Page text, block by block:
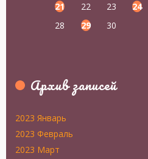
21
22 23 24
28
29 30
Архив записей
2023 Январь
2023 Февраль
2023 Март